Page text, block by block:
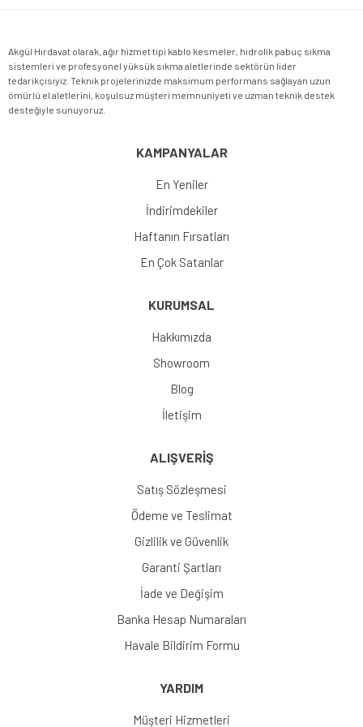
Akgül Hırdavat olarak, ağır hizmet tipi kablo kesmeler, hidrolik pabuç sıkma
sistemleri ve profesyonel yüksük sıkma aletlerinde sektörün lider
tedarikçisiyiz. Teknik projelerinizde maksimum performans sağlayan uzun
ömürlü el aletlerini, koşulsuz müşteri memnuniyeti ve uzman teknik destek
desteğiyle sunuyoruz.
KAMPANYALAR
En Yeniler
İndirimdekiler
Haftanın Fırsatları
En Çok Satanlar
KURUMSAL
Hakkımızda
Showroom
Blog
İletişim
ALIŞVERİŞ
Satış Sözleşmesi
Ödeme ve Teslimat
Gizlilik ve Güvenlik
Garanti Şartları
İade ve Değişim
Banka Hesap Numaraları
Havale Bildirim Formu
YARDIM
Müşteri Hizmetleri